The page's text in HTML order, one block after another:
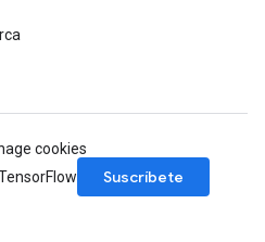
cookies
Suscríbete